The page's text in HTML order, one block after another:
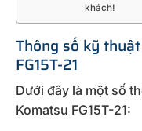
khách!
Thông số kỹ
FG15T-21
Dưới đây là một số
Komatsu FG15T-21: